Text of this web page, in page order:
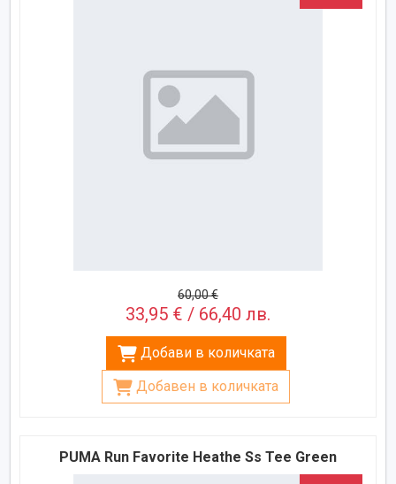
60,00 €
33,95 € / 66,40 лв.
Добави в количката
Добавен в количката
PUMA Run Favorite Heathe Ss Tee Green